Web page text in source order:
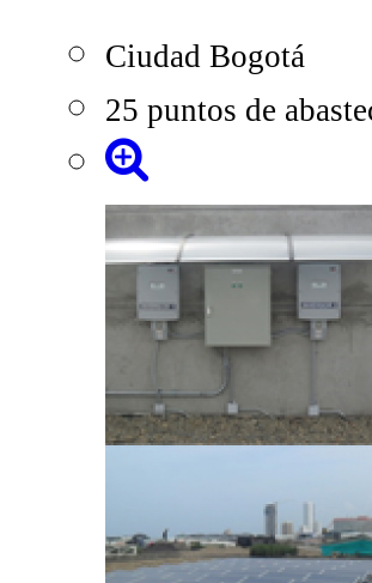
Ciudad Bogotá
25 puntos de